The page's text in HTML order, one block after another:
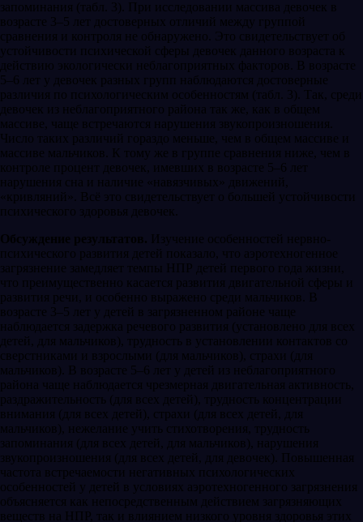
запоминания (табл. 3). При исследовании массива девочек в
возрасте 3–5 лет достоверных отличий между группой
сравнения и контроля не обнаружено. Это свидетельствует об
устойчивости психической сферы девочек данного возраста к
действию экологически неблагоприятных факторов. В возрасте
5–6 лет у девочек разных групп наблюдаются достоверные
различия по психологическим особенностям (табл. 3). Так, среди
девочек из неблагоприятного района так же, как в общем
массиве, чаще встречаются нарушения звукопроизношения.
Число таких различий гораздо меньше, чем в общем массиве и
массиве мальчиков. К тому же в группе сравнения ниже, чем в
контроле процент девочек, имевших в возрасте 5–6 лет
нарушения сна и наличие «навязчивых» движений,
«кривляний». Всё это свидетельствует о большей устойчивости
психического здоровья девочек.
Обсуждение результатов. Изучение особенностей нервно-
психического развития детей показало, что аэротехногенное
загрязнение замедляет темпы НПР детей первого года жизни,
что преимущественно касается развития двигательной сферы и
развития речи, и особенно выражено среди мальчиков. В
возрасте 3–5 лет у детей в загрязненном районе чаще
наблюдается задержка речевого развития (установлено для всех
детей, для мальчиков), трудность в установлении контактов со
сверстниками и взрослыми (для мальчиков), страхи (для
мальчиков). В возрасте 5–6 лет у детей из неблагоприятного
района чаще наблюдается чрезмерная двигательная активность,
раздражительность (для всех детей), трудность концентрации
внимания (для всех детей), страхи (для всех детей, для
мальчиков), нежелание учить стихотворения, трудность
запоминания (для всех детей, для мальчиков), нарушения
звукопроизношения (для всех детей, для девочек). Повышенная
частота встречаемости негативных психологических
особенностей у детей в условиях аэротехногенного загрязнения
объясняется как непосредственным действием загрязняющих
веществ на НПР, так и влиянием низкого уровня здоровья этих